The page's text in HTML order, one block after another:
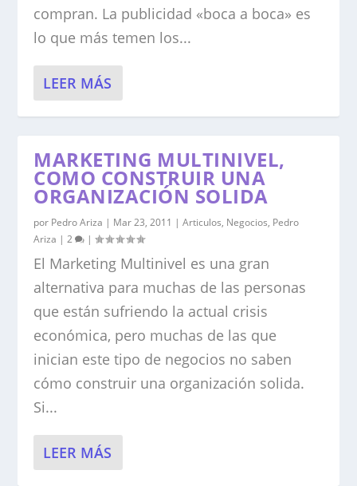
compran. La publicidad «boca a boca» es
lo que más temen los...
LEER MÁS
MARKETING MULTINIVEL,
COMO CONSTRUIR UNA
ORGANIZACIÓN SOLIDA
por Pedro Ariza | Mar 23, 2011 |Articulos, Negocios, Pedro
Ariza |2 |
El Marketing Multinivel es una gran
alternativa para muchas de las personas
que están sufriendo la actual crisis
económica, pero muchas de las que
inician este tipo de negocios no saben
cómo construir una organización solida.
Si...
LEER MÁS